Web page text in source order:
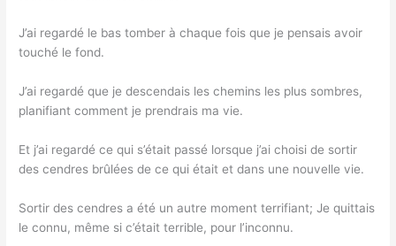
J’ai regardé le bas tomber à chaque fois que je pensais avoir
touché le fond.
J’ai regardé que je descendais les chemins les plus sombres,
planifiant comment je prendrais ma vie.
Et j’ai regardé ce qui s’était passé lorsque j’ai choisi de sortir
des cendres brûlées de ce qui était et dans une nouvelle vie.
Sortir des cendres a été un autre moment terrifiant; Je quittais
le connu, même si c’était terrible, pour l’inconnu.